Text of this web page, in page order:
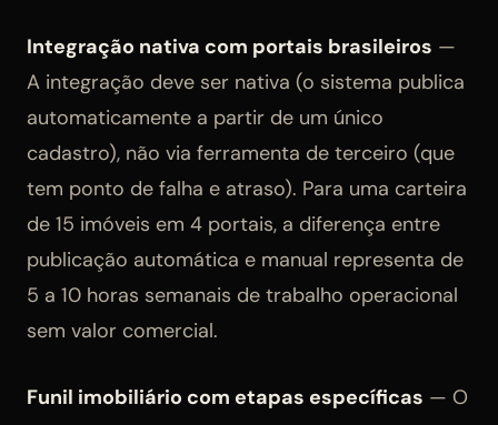
Integração nativa com portais brasileiros —
A integração deve ser nativa (o sistema publica
automaticamente a partir de um único
cadastro), não via ferramenta de terceiro (que
tem ponto de falha e atraso). Para uma carteira
de 15 imóveis em 4 portais, a diferença entre
publicação automática e manual representa de
5 a 10 horas semanais de trabalho operacional
sem valor comercial.
Funil imobiliário com etapas específicas — O